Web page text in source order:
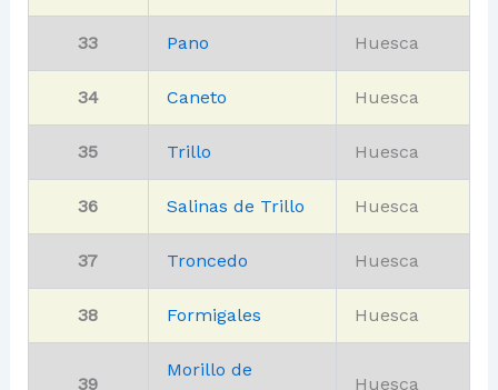
33 Pano Huesca
34 Caneto Huesca
35 Trillo Huesca
36 Salinas de Trillo Huesca
37 Troncedo Huesca
38 Formigales Huesca
39
Morillo de
Huesca